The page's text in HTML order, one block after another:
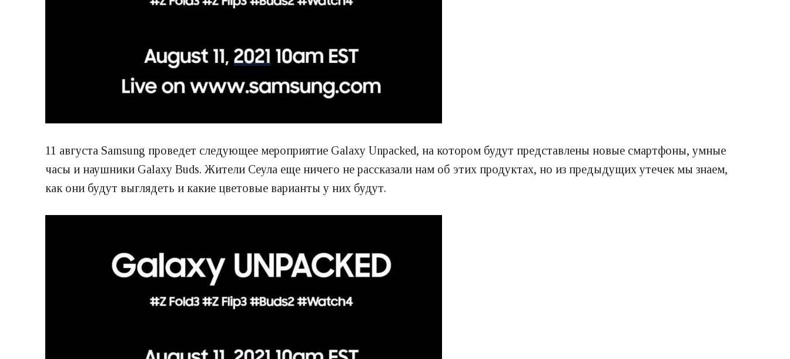
11 августа Samsung проведет следующее мероприятие Galaxy Unpacked, на котором будут представлены новые смартфоны, умные
часы и наушники Galaxy Buds. Жители Сеула еще ничего не рассказали нам об этих продуктах, но из предыдущих утечек мы знаем,
как они будут выглядеть и какие цветовые варианты у них будут.